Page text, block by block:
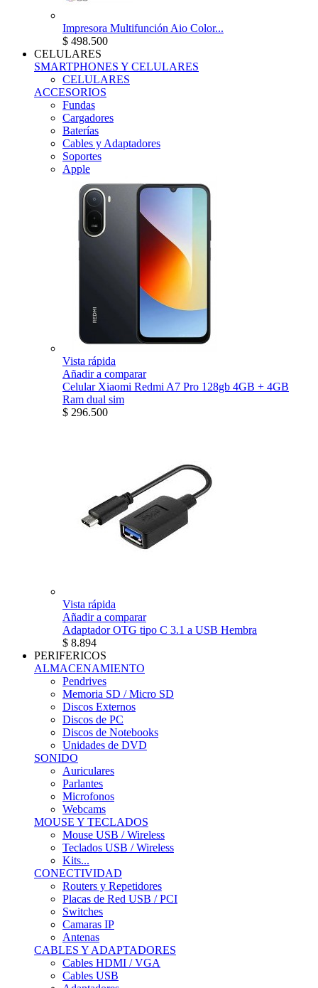
Impresora Multifunción Aio Color...
$ 498.500
CELULARES
SMARTPHONES Y CELULARES
CELULARES
ACCESORIOS
Fundas
Cargadores
Baterías
Cables y Adaptadores
Soportes
Apple
Vista rápida
Añadir a comparar
Celular Xiaomi Redmi A7 Pro 128gb 4GB + 4GB
Ram dual sim
$ 296.500
Vista rápida
Añadir a comparar
Adaptador OTG tipo C 3.1 a USB Hembra
$ 8.894
PERIFERICOS
ALMACENAMIENTO
Pendrives
Memoria SD / Micro SD
Discos Externos
Discos de PC
Discos de Notebooks
Unidades de DVD
SONIDO
Auriculares
Parlantes
Microfonos
Webcams
MOUSE Y TECLADOS
Mouse USB / Wireless
Teclados USB / Wireless
Kits...
CONECTIVIDAD
Routers y Repetidores
Placas de Red USB / PCI
Switches
Camaras IP
Antenas
CABLES Y ADAPTADORES
Cables HDMI / VGA
Cables USB